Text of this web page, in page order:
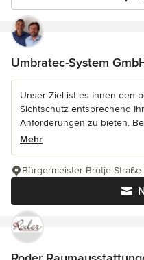
Umbratec-System
Unser Ziel ist es Ihnen den
Sichtschutz entsprechend
Anforderungen zu bieten.
Mehr
Bürgermeister-Brötje-Straße